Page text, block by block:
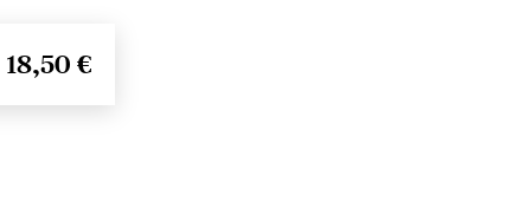
18,50 €